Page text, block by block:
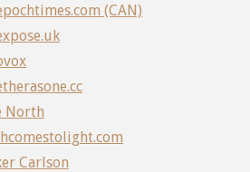
(CAN)
North
Carlson